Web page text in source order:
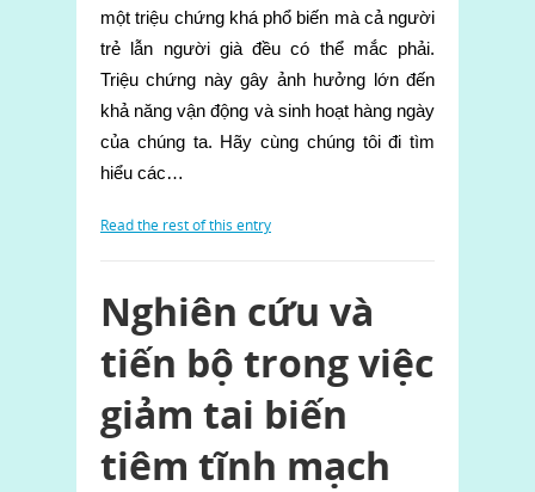
một triệu chứng khá phổ biến mà cả người
trẻ lẫn người già đều có thể mắc phải.
Triệu chứng này gây ảnh hưởng lớn đến
khả năng vận động và sinh hoạt hàng ngày
của chúng ta. Hãy cùng chúng tôi đi tìm
hiểu các…
Read the rest of this entry
Nghiên cứu và
tiến bộ trong việc
giảm tai biến
tiêm tĩnh mạch